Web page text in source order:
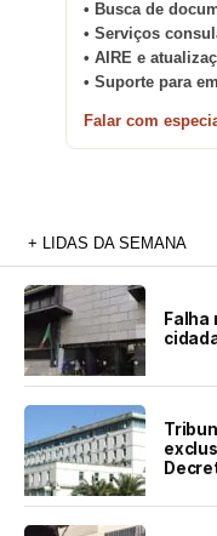
• Busca de
• Serviços
• AIRE e
• Suporte para
Falar com
+ LIDAS DA SEMANA